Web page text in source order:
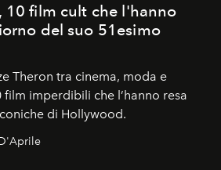
10 film cult che l'hanno
del suo 51esimo
Theron tra cinema, moda e
imperdibili che l’hanno resa
di Hollywood.